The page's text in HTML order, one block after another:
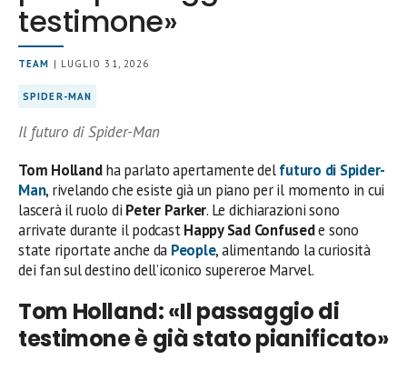
testimone»
TEAM | LUGLIO 31, 2026
SPIDER-MAN
Il futuro di Spider-Man
Tom Hollandha parlato apertamente delfuturo di Spider-
Man, rivelando che esiste già un piano per il momento in cui
lascerà il ruolo di Peter Parker. Le dichiarazioni sono
arrivate durante il podcastHappy Sad Confusede sono
state riportate anche da People, alimentando la curiosità
dei fan sul destino dell’iconico supereroe Marvel.
Tom Holland: «Il passaggio di
testimone è già stato pianificato»